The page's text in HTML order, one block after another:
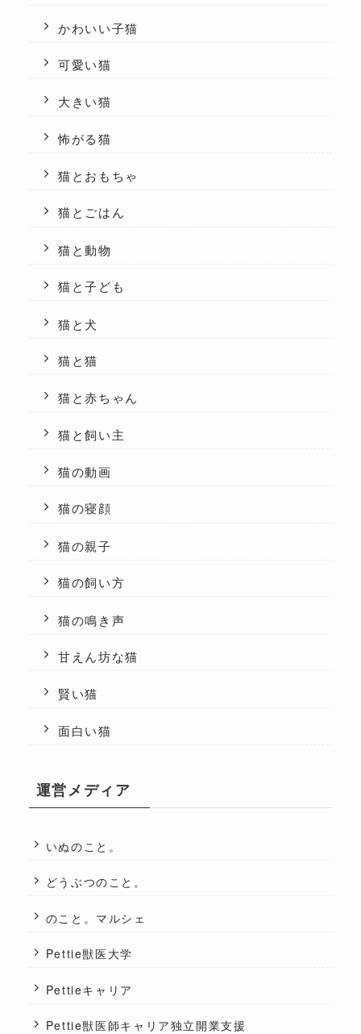
かわいい子猫
可愛い猫
大きい猫
怖がる猫
猫とおもちゃ
猫とごはん
猫と動物
猫と子ども
猫と犬
猫と猫
猫と赤ちゃん
猫と飼い主
猫の動画
猫の寝顔
猫の親子
猫の飼い方
猫の鳴き声
甘えん坊な猫
賢い猫
面白い猫
運営メディア
いぬのこと。
どうぶつのこと。
のこと。マルシェ
Pettie獣医大学
Pettieキャリア
Pettie獣医師キャリア独立開業支援